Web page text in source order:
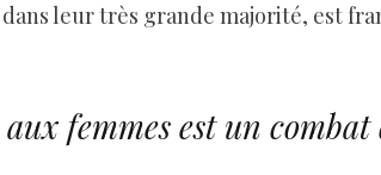
leur très grande majorité, est
femmes est un